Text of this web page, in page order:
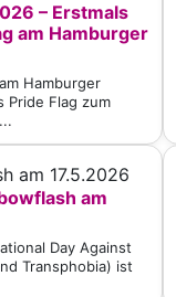
– Erstmals
am Hamburger
Hamburger
Pride Flag zum
am
Day Against
Transphobia) ist